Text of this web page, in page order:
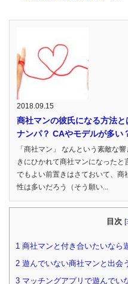
2018.09.15
商社マンの彼氏になる方法
ナンパ？ CAやモデルが多い
「商社マン」 なんという素敵な
きにひかれて商社マンになったと
でもよい前置きはさておいて、
性は多いだろう（そう願い...
目次 [
1 商社マンと付き合いたいなら
2 遊んでいない商社マンと出会
3 マッチングアプリで遊んで